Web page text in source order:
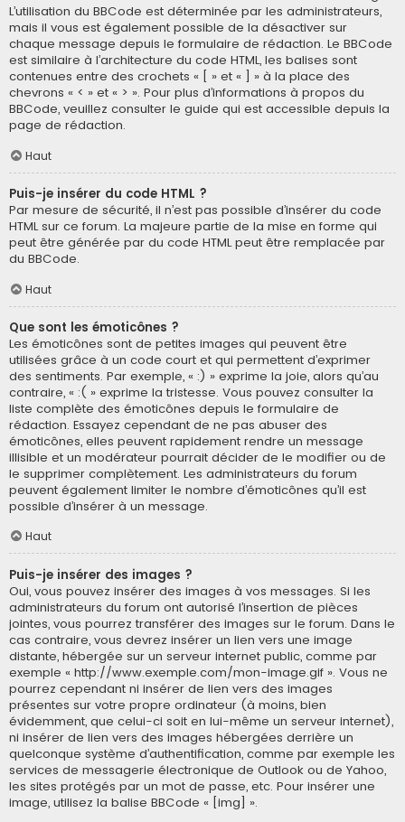
L’utilisation du BBCode est déterminée par les administrateurs,
mais il vous est également possible de la désactiver sur
chaque message depuis le formulaire de rédaction. Le BBCode
est similaire à l’architecture du code HTML, les balises sont
contenues entre des crochets « [ » et « ] » à la place des
chevrons « < » et « > ». Pour plus d’informations à propos du
BBCode, veuillez consulter le guide qui est accessible depuis la
page de rédaction.
Haut
Puis-je insérer du code HTML ?
Par mesure de sécurité, il n’est pas possible d’insérer du code
HTML sur ce forum. La majeure partie de la mise en forme qui
peut être générée par du code HTML peut être remplacée par
du BBCode.
Haut
Que sont les émoticônes ?
Les émoticônes sont de petites images qui peuvent être
utilisées grâce à un code court et qui permettent d’exprimer
des sentiments. Par exemple, « :) » exprime la joie, alors qu’au
contraire, « :( » exprime la tristesse. Vous pouvez consulter la
liste complète des émoticônes depuis le formulaire de
rédaction. Essayez cependant de ne pas abuser des
émoticônes, elles peuvent rapidement rendre un message
illisible et un modérateur pourrait décider de le modifier ou de
le supprimer complètement. Les administrateurs du forum
peuvent également limiter le nombre d’émoticônes qu’il est
possible d’insérer à un message.
Haut
Puis-je insérer des images ?
Oui, vous pouvez insérer des images à vos messages. Si les
administrateurs du forum ont autorisé l’insertion de pièces
jointes, vous pourrez transférer des images sur le forum. Dans le
cas contraire, vous devrez insérer un lien vers une image
distante, hébergée sur un serveur internet public, comme par
exemple « http://www.exemple.com/mon-image.gif ». Vous ne
pourrez cependant ni insérer de lien vers des images
présentes sur votre propre ordinateur (à moins, bien
évidemment, que celui-ci soit en lui-même un serveur internet),
ni insérer de lien vers des images hébergées derrière un
quelconque système d’authentification, comme par exemple les
services de messagerie électronique de Outlook ou de Yahoo,
les sites protégés par un mot de passe, etc. Pour insérer une
image, utilisez la balise BBCode « [img] ».